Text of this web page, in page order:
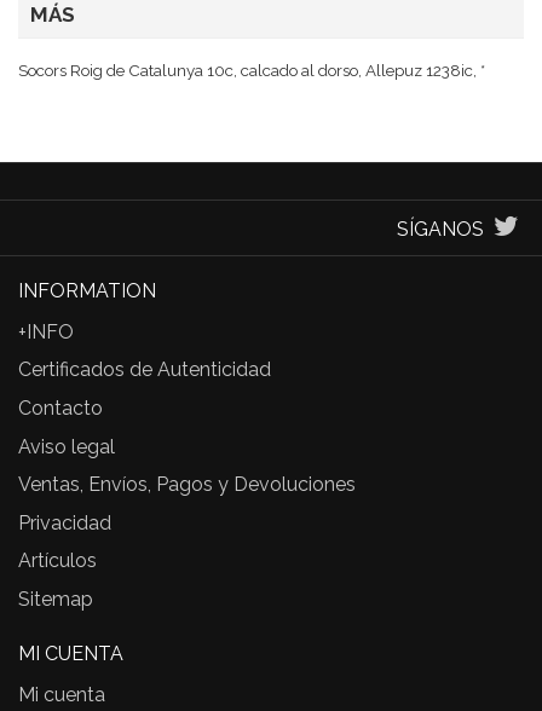
MÁS
Socors Roig de Catalunya 10c, calcado al dorso, Allepuz 1238ic, *
SÍGANOS
INFORMATION
+INFO
Certificados de Autenticidad
Contacto
Aviso legal
Ventas, Envíos, Pagos y Devoluciones
Privacidad
Artículos
Sitemap
MI CUENTA
Mi cuenta